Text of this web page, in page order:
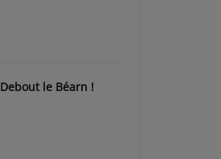
Debout le Béarn !